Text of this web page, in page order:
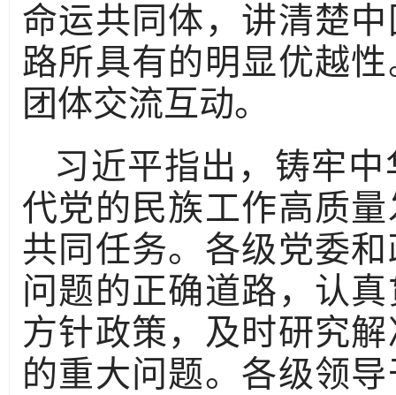
命运共同体，讲清楚
路所具有的明显优越
团体交流互动。
习近平指出，铸牢
代党的民族工作高质
共同任务。各级党委
问题的正确道路，认
方针政策，及时研究
的重大问题。各级领